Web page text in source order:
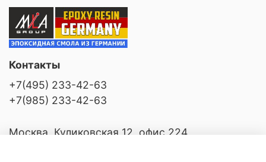
Контакты
+7(495) 233-42-63
+7(985) 233-42-63
Москва, Куликовская 12, офис 224